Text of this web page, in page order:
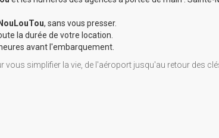
NouLouTou, sans vous presser.
la durée de votre location.
avant l'embarquement.
vous simplifier la vie, de l'aéroport jusqu'au retour des